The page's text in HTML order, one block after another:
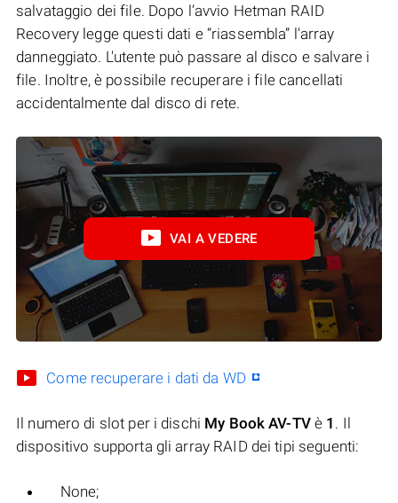
salvataggio dei file. Dopo l’avvio Hetman RAID
Recovery legge questi dati e “riassembla” l'array
danneggiato. L'utente può passare al disco e salvare i
file. Inoltre, è possibile recuperare i file cancellati
accidentalmente dal disco di rete.
VAI A VEDERE
Come recuperare i dati da WD
Il numero di slot per i dischi My Book AV-TVè 1 . Il
dispositivo supporta gli array RAID dei tipi seguenti:
None;